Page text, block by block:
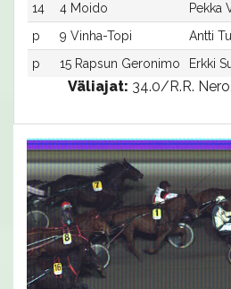
14
4 Moido Pekka
p
9 Vinha-Topi Antti
p
15 Rapsun Geronimo Erkki
Väliajat: 34.0/R.R.